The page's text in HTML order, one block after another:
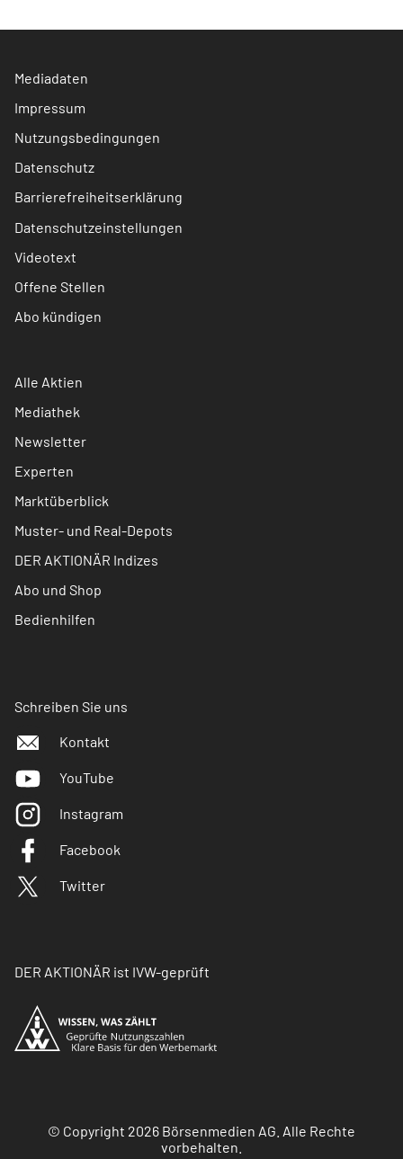
Mediadaten
Impressum
Nutzungsbedingungen
Datenschutz
Barrierefreiheitserklärung
Datenschutzeinstellungen
Videotext
Offene Stellen
Abo kündigen
Alle Aktien
Mediathek
Newsletter
Experten
Marktüberblick
Muster- und Real-Depots
DER AKTIONÄR Indizes
Abo und Shop
Bedienhilfen
Schreiben Sie uns
Kontakt
YouTube
Instagram
Facebook
Twitter
DER AKTIONÄR ist IVW-geprüft
© Copyright 2026 Börsenmedien AG. Alle Rechte
vorbehalten.